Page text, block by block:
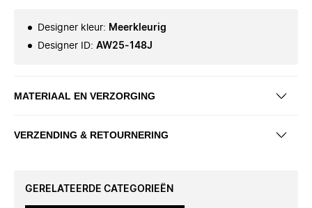
Designer kleur: Meerkleurig
Designer ID: AW25-148J
MATERIAAL EN VERZORGING
VERZENDING & RETOURNERING
GERELATEERDE CATEGORIEËN